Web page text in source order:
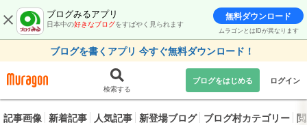
ブログみるアプリ
日本中の好きなブログをすばやく見られます
無料ダウンロード
ムラゴンとはIDが異なります
ブログを書くアプリ 今すぐ無料ダウンロード！
検索する
ブログをはじめる ログイン
記事画像 新着記事 人気記事 新登場ブログ ブログ村カテゴリー